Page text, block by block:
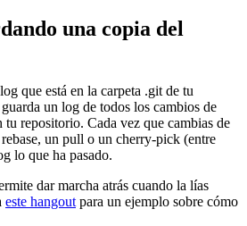
una copia del
que está en la carpeta .git de tu
un log de todos los cambios de
tu repositorio. Cada vez que cambias de
un pull o un cherry-pick (entre
lo que ha pasado.
dar marcha atrás cuando la lías
este hangout para un ejemplo sobre cómo